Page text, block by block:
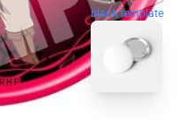
blank template